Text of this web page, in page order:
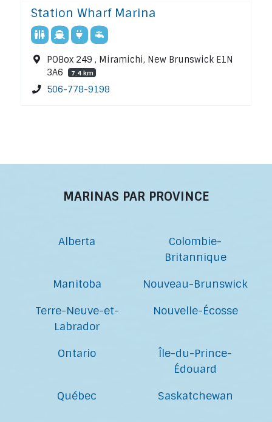
Station Wharf Marina
POBox 249 , Miramichi, New Brunswick E1N
3A6
7.4 km
506-778-9198
MARINAS PAR PROVINCE
Alberta
Colombie-
Britannique
Manitoba
Nouveau-Brunswick
Terre-Neuve-et-
Labrador
Nouvelle-Écosse
Ontario
Île-du-Prince-
Édouard
Québec
Saskatchewan